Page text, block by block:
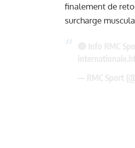
finalement de
surcharge